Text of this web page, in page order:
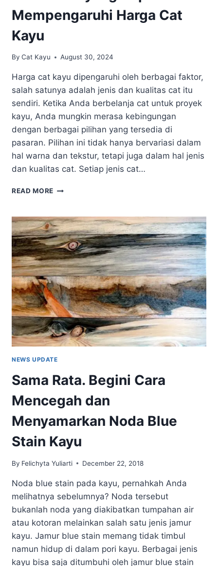
Mempengaruhi Harga Cat
Kayu
By Cat Kayu August 30, 2024
Harga cat kayu dipengaruhi oleh berbagai faktor,
salah satunya adalah jenis dan kualitas cat itu
sendiri. Ketika Anda berbelanja cat untuk proyek
kayu, Anda mungkin merasa kebingungan
dengan berbagai pilihan yang tersedia di
pasaran. Pilihan ini tidak hanya bervariasi dalam
hal warna dan tekstur, tetapi juga dalam hal jenis
dan kualitas cat. Setiap jenis cat…
READ MORE INI
YANG
DAPAT
MEMPENGARUHI
HARGA
CAT
KAYU
NEWS UPDATE
Sama Rata. Begini Cara
Mencegah dan
Menyamarkan Noda Blue
Stain Kayu
By Felichyta Yuliarti December 22, 2018
Noda blue stain pada kayu, pernahkah Anda
melihatnya sebelumnya? Noda tersebut
bukanlah noda yang diakibatkan tumpahan air
atau kotoran melainkan salah satu jenis jamur
kayu. Jamur blue stain memang tidak timbul
namun hidup di dalam pori kayu. Berbagai jenis
kayu bisa saja ditumbuhi oleh jamur blue stain